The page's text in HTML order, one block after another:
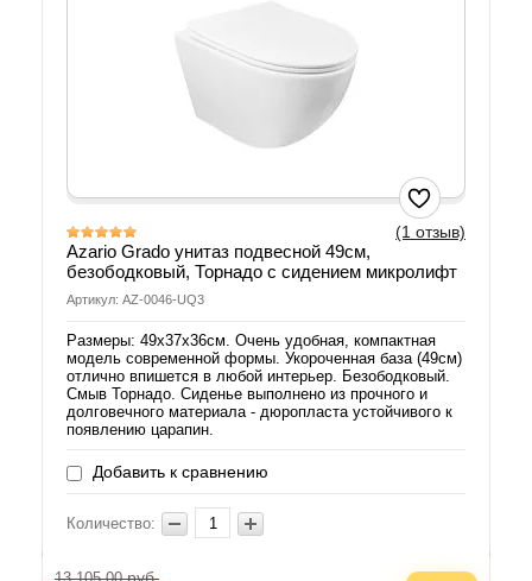
(1 отзыв)
Azario Grado унитаз подвесной 49см,
безободковый, Торнадо с сидением микролифт
Артикул: AZ-0046-UQ3
Размеры: 49х37х36см. Очень удобная, компактная
модель современной формы. Укороченная база (49см)
отлично впишется в любой интерьер. Безободковый.
Смыв Торнадо. Сиденье выполнено из прочного и
долговечного материала - дюропласта устойчивого к
появлению царапин.
Добавить к сравнению
Количество: